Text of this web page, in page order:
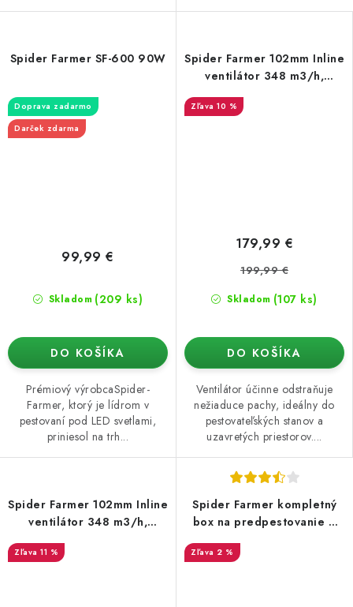
Spider Farmer SF-600 90W
Doprava zadarmo
Darček zdarma
Skladom (209 ks)
99,99 €
DO KOŠÍKA
Prémiový výrobcaSpider-
Farmer, ktorý je lídrom v
pestovaní pod LED svetlami,
priniesol na trh...
Spider Farmer 102mm Inline
ventilátor 348 m3/h,
10 %
Skladom (107 ks)
179,99 €
199,99 €
DO KOŠÍKA
Ventilátor účinne odstraňuje
nežiaduce pachy, ideálny do
pestovateľských stanov a
uzavretých priestorov....
Spider Farmer 102mm Inline
ventilátor 348 m3/h,
regulátor otáčok
11 %
Spider Farmer kompletný
box na predpestovanie 6
2 %